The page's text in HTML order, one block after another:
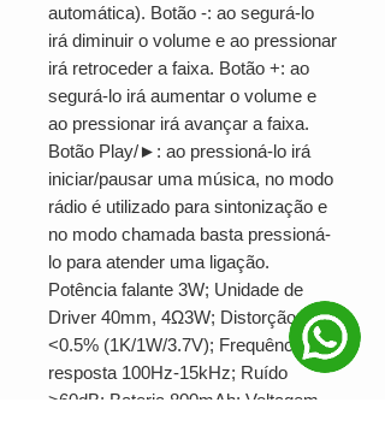
automática). Botão -: ao segurá-lo
irá diminuir o volume e ao pressionar
irá retroceder a faixa. Botão +: ao
segurá-lo irá aumentar o volume e
ao pressionar irá avançar a faixa.
Botão Play/►: ao pressioná-lo irá
iniciar/pausar uma música, no modo
rádio é utilizado para sintonização e
no modo chamada basta pressioná-
lo para atender uma ligação.
Potência falante 3W; Unidade de
Driver 40mm, 4Ω3W; Distorção
<0.5% (1K/1W/3.7V); Frequência de
resposta 100Hz-15kHz; Ruído
>60dB; Bateria 800mAh; Voltagem